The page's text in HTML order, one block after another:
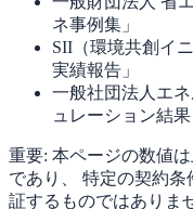
ネ事例集」
SII（環境共創イ
実績報告」
一般社団法人エ
ュレーション結果
重要: 本ページの数値
であり、 特定の契約
証するものではありま